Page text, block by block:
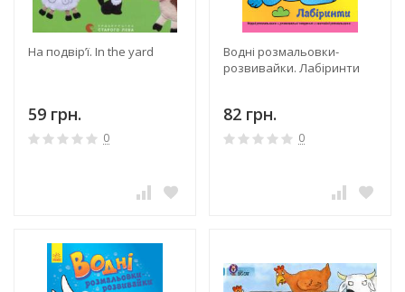
На подвір’ї. In the yard
59 грн.
0
Водні розмальовки-
розвивайки. Лабіринти
82 грн.
0